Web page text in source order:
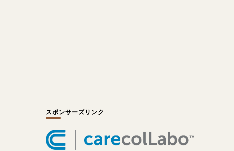
スポンサーズリンク